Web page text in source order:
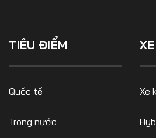
TIÊU ĐIỂM
Quốc tế
Trong nước
Xe